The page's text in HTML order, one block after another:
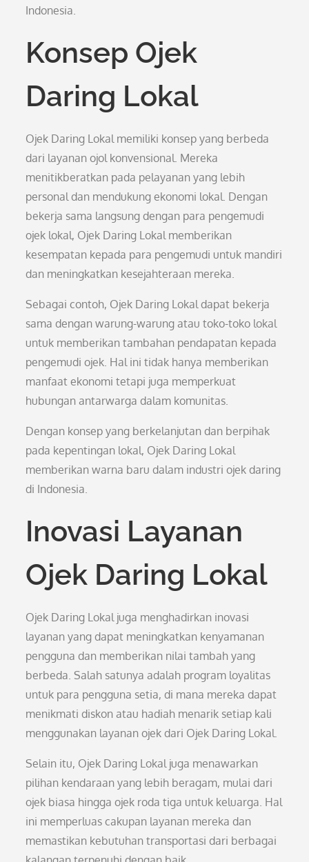
Indonesia.
Konsep Ojek
Daring Lokal
Ojek Daring Lokal memiliki konsep yang berbeda
dari layanan ojol konvensional. Mereka
menitikberatkan pada pelayanan yang lebih
personal dan mendukung ekonomi lokal. Dengan
bekerja sama langsung dengan para pengemudi
ojek lokal, Ojek Daring Lokal memberikan
kesempatan kepada para pengemudi untuk mandiri
dan meningkatkan kesejahteraan mereka.
Sebagai contoh, Ojek Daring Lokal dapat bekerja
sama dengan warung-warung atau toko-toko lokal
untuk memberikan tambahan pendapatan kepada
pengemudi ojek. Hal ini tidak hanya memberikan
manfaat ekonomi tetapi juga memperkuat
hubungan antarwarga dalam komunitas.
Dengan konsep yang berkelanjutan dan berpihak
pada kepentingan lokal, Ojek Daring Lokal
memberikan warna baru dalam industri ojek daring
di Indonesia.
Inovasi Layanan
Ojek Daring Lokal
Ojek Daring Lokal juga menghadirkan inovasi
layanan yang dapat meningkatkan kenyamanan
pengguna dan memberikan nilai tambah yang
berbeda. Salah satunya adalah program loyalitas
untuk para pengguna setia, di mana mereka dapat
menikmati diskon atau hadiah menarik setiap kali
menggunakan layanan ojek dari Ojek Daring Lokal.
Selain itu, Ojek Daring Lokal juga menawarkan
pilihan kendaraan yang lebih beragam, mulai dari
ojek biasa hingga ojek roda tiga untuk keluarga. Hal
ini memperluas cakupan layanan mereka dan
memastikan kebutuhan transportasi dari berbagai